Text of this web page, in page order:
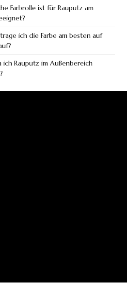
Farbrolle ist für Rauputz am
ich die Farbe am besten auf
ich Rauputz im Außenbereich